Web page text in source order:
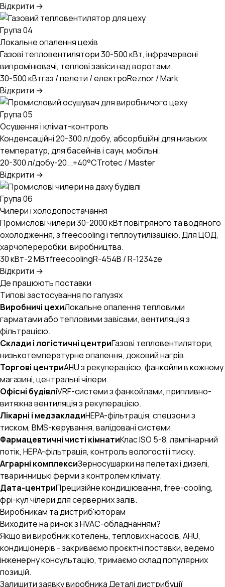
Відкрити →
Група 04
Локальне опалення цехів
Газові тепловентилятори 30-500 кВт, інфрачервоні
випромінювачі, теплові завіси над воротами.
30-500 кВтгаз / пелети / електроReznor / Mark
Відкрити →
Група 05
Осушення і клімат-контроль
Конденсаційні 20-300 л/добу, абсорбційні для низьких
температур, для басейнів і саун, мобільні.
20-300 л/добу-20...+40°CTrotec / Master
Відкрити →
Група 06
Чилери і холодопостачання
Промислові чилери 30-2000 кВт повітряного та водяного
охолодження, з freecooling і теплоутилізацією. Для ЦОД,
харчопереробки, виробництва.
30 кВт-2 МВтfreecoolingR-454B / R-1234ze
Відкрити →
Де працюють поставки
Типові застосування по галузях
Виробничі цехиЛокальне опалення тепловими
гарматами або тепловими завісами, вентиляція з
фільтрацією.
Склади і логістичні центриГазові тепловентилятори,
низькотемпературне опалення, доковий нагрів.
Торгові центриAHU з рекуперацією, фанкойли в кожному
магазині, центральні чілери.
Офісні будівліVRF-системи з фанкойлами, припливно-
витяжна вентиляція з рекуперацією.
Лікарні і медзакладиHEPA-фільтрація, спецзони з
тиском, BMS-керування, валідовані системи.
Фармацевтичні чисті кімнатиКлас ISO 5-8, лампінарний
потік, HEPA-фільтрація, контроль вологості і тиску.
Аграрні комплексиЗерносушарки на пелетах і дизелі,
тваринницькі ферми з контролем клімату.
Дата-центриПрецизійне кондиціювання, free-cooling,
фрі-кул чілери для серверних залів.
Виробникам та дистриб'юторам
Виходите на ринок з HVAC-обладнанням?
Якщо ви виробник котелень, теплових насосів, AHU,
кондиціонерів - закриваємо проєктні поставки, ведемо
інженерну консультацію, тримаємо склад популярних
позицій.
Залишити заявку виробникаДеталі дистрибуції
AI-стратег B2B.engineer
Промислові закупівлі, RFQ, тендери, ВЕД